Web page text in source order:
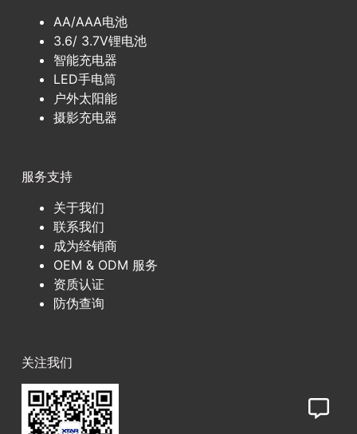
AA/AAA电池
3.6/ 3.7V锂电池
智能充电器
LED手电筒
户外太阳能
摄影充电器
服务支持
关于我们
联系我们
成为经销商
OEM & ODM 服务
资质认证
防伪查询
关注我们